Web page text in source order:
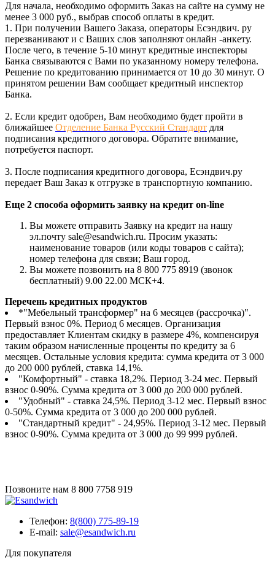
Для начала, необходимо оформить Заказ на сайте на сумму не
менее 3 000 руб., выбрав способ оплаты в кредит.
1. При получении Вашего Заказа, операторы Есэндвич. ру
перезванивают и с Ваших слов заполняют онлайн -анкету.
После чего, в течение 5-10 минут кредитные инспекторы
Банка связываются с Вами по указанному номеру телефона.
Решение по кредитованию принимается от 10 до 30 минут. О
принятом решении Вам сообщает кредитный инспектор
Банка.
2. Если кредит одобрен, Вам необходимо будет пройти в
ближайшее Отделение Банка Русский Стандарт для
подписания кредитного договора. Обратите внимание,
потребуется паспорт.
3. После подписания кредитного договора, Есэндвич.ру
передает Ваш Заказ к отгрузке в транспортную компанию.
Еще 2 способа оформить заявку на кредит on-line
Вы можете отправить Заявку на кредит на нашу
эл.почту sale@esandwich.ru. Просим указать:
наименование товаров (или коды товаров с сайта);
номер телефона для связи; Ваш город.
Вы можете позвонить на 8 800 775 8919 (звонок
бесплатный) 9.00 22.00 МСК+4.
Перечень кредитных продуктов
*"Мебельный трансформер" на 6 месяцев (рассрочка)".
Первый взнос 0%. Период 6 месяцев. Организация
предоставляет Клиентам скидку в размере 4%, компенсируя
таким образом начисленные проценты по кредиту за 6
месяцев. Остальные условия кредита: сумма кредита от 3 000
до 200 000 рублей, ставка 14,1%.
"Комфортный" - ставка 18,2%. Период 3-24 мес. Первый
взнос 0-90%. Сумма кредита от 3 000 до 200 000 рублей.
"Удобный" - ставка 24,5%. Период 3-12 мес. Первый взнос
0-50%. Сумма кредита от 3 000 до 200 000 рублей.
"Стандартный кредит" - 24,95%. Период 3-12 мес. Первый
взнос 0-90%. Сумма кредита от 3 000 до 99 999 рублей.
Позвоните нам 8 800 7758 919
Телефон: 8(800) 775-89-19
E-mail: sale@esandwich.ru
Для покупателя